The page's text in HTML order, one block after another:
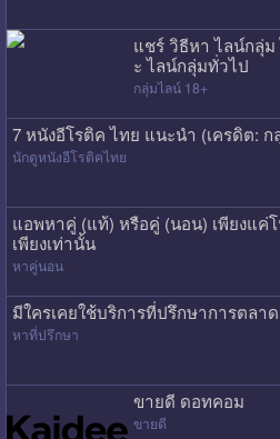
แชร์ วิธีหา ไลน์กลุ่ม
ะ ไลน์กลุ่มทั่วไป
กลุ่มไลน์ 18+
7 หนังอีโรติค ไทย แนะนำ (เครดิต: ก
นักดูหนังอีโรติคไทย
แอพหาคู่ (แท้) หรือคู่ (นอน) เพียงแค่
เพียงเท่านั้น
หาคู่นอน
มีใครเคยใช้บริการที่ปรึกษาการตลา
หาที่ปรึกษา
ขายดี ดอทคอม
ขายดี